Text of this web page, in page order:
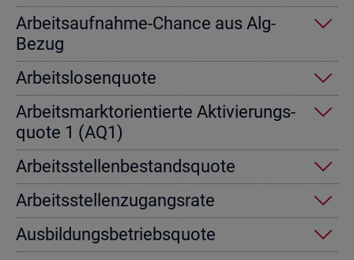
Ar­beits­auf­nah­me-Chan­ce aus Alg-
Bezug
Ar­beits­lo­sen­quo­te
Ar­beits­markt­ori­en­tier­te Ak­ti­vie­rungs­
quo­te 1 (AQ1)
Ar­beits­stel­len­be­stands­quo­te
Ar­beits­stel­len­zu­gangs­ra­te
Aus­bil­dungs­be­triebs­quo­te